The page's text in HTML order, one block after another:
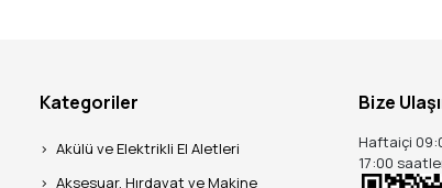
Kategoriler
Akülü ve Elektrikli El Aletleri
Aksesuar, Hırdavat ve Makine
Bize
Haftaiçi
17:00